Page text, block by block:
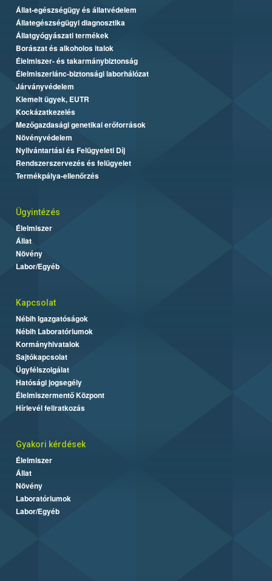
Állat-egészségügy és állatvédelem
Állategészségügyi diagnosztika
Állatgyógyászati termékek
Borászat és alkoholos italok
Élelmiszer- és takarmánybiztonság
Élelmiszerlánc-biztonsági laborhálózat
Járványvédelem
Kiemelt ügyek, EUTR
Kockázatkezelés
Mezőgazdasági genetikai erőforrások
Növényvédelem
Nyilvántartási és Felügyeleti Díj
Rendszerszervezés és felügyelet
Termékpálya-ellenőrzés
Ügyintézés
Élelmiszer
Állat
Növény
Labor/Egyéb
Kapcsolat
Nébih Igazgatóságok
Nébih Laboratóriumok
Kormányhivatalok
Sajtókapcsolat
Ügyfélszolgálat
Hatósági jogsegély
Élelmiszermentő Központ
Hírlevél feliratkozás
Gyakori kérdések
Élelmiszer
Állat
Növény
Laboratóriumok
Labor/Egyéb